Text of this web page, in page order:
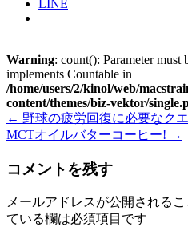
LINE
Warning: count(): Parameter must
implements Countable in
/home/users/2/kinol/web/
content/themes/biz-vektor/
← 野球の疲労回復に必要なクエ
MCTオイルバターコーヒー! →
コメントを残す
メールアドレスが公開されるこ
ている欄は必須項目です